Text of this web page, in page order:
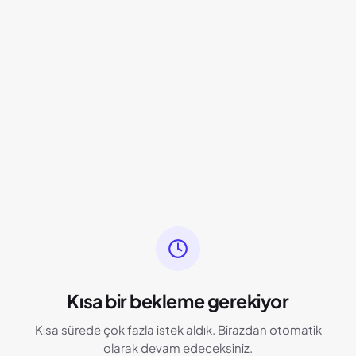
Kısa bir bekleme gerekiyor
Kısa sürede çok fazla istek aldık. Birazdan otomatik
olarak devam edeceksiniz.